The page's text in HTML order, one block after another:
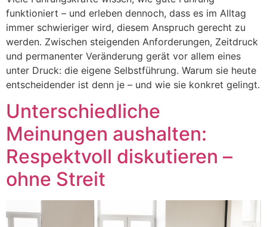
funktioniert – und erleben dennoch, dass es im Alltag
immer schwieriger wird, diesem Anspruch gerecht zu
werden. Zwischen steigenden Anforderungen, Zeitdruck
und permanenter Veränderung gerät vor allem eines
unter Druck: die eigene Selbstführung. Warum sie heute
entscheidender ist denn je – und wie sie konkret gelingt.
Unterschiedliche
Meinungen aushalten:
Respektvoll diskutieren –
ohne Streit